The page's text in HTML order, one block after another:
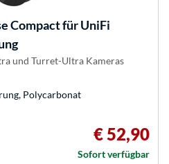
Compact für UniFi
und Turret-Ultra Kameras
Polycarbonat
€ 52,90
Sofort verfügbar